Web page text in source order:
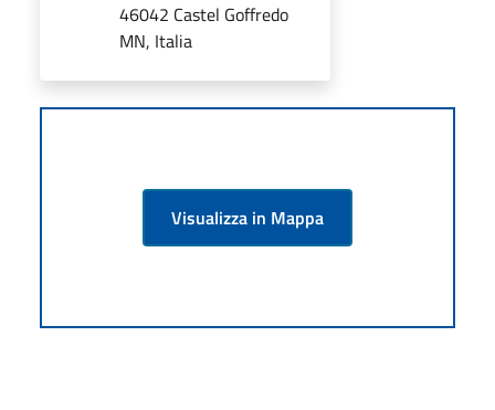
46042 Castel Goffredo
MN, Italia
Visualizza in Mappa